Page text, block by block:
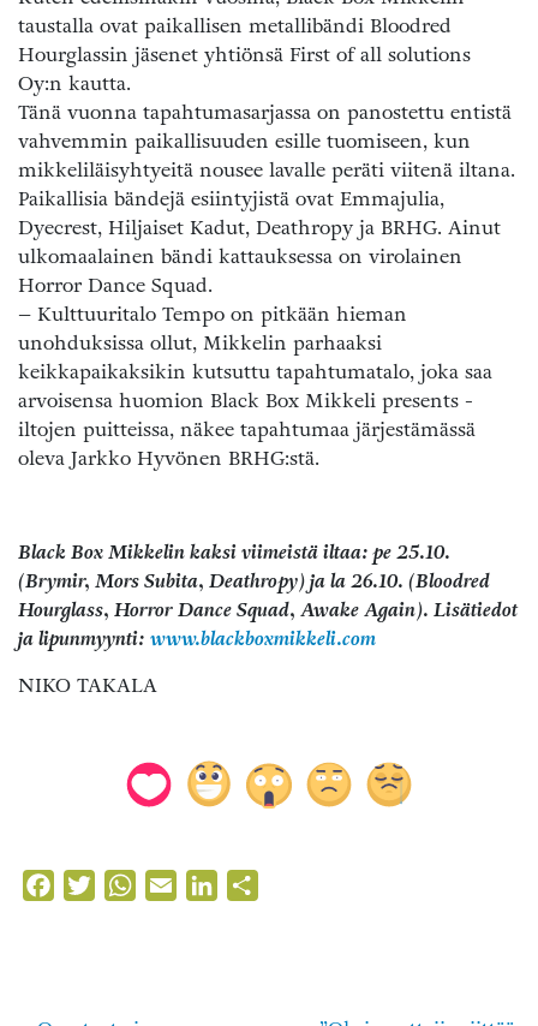
taustalla ovat paikallisen metallibändi Bloodred
Hourglassin jäsenet yhtiönsä First of all solutions
Oy:n kautta.
Tänä vuonna tapahtumasarjassa on panostettu entistä
vahvemmin paikallisuuden esille tuomiseen, kun
mikkeliläisyhtyeitä nousee lavalle peräti viitenä iltana.
Paikallisia bändejä esiintyjistä ovat Emmajulia,
Dyecrest, Hiljaiset Kadut, Deathropy ja BRHG. Ainut
ulkomaalainen bändi kattauksessa on virolainen
Horror Dance Squad.
– Kulttuuritalo Tempo on pitkään hieman
unohduksissa ollut, Mikkelin parhaaksi
keikkapaikaksikin kutsuttu tapahtumatalo, joka saa
arvoisensa huomion Black Box Mikkeli presents -
iltojen puitteissa, näkee tapahtumaa järjestämässä
oleva Jarkko Hyvönen BRHG:stä.
Black Box Mikkelin kaksi viimeistä iltaa: pe 25.10.
(Brymir, Mors Subita, Deathropy) ja la 26.10. (Bloodred
Hourglass, Horror Dance Squad, Awake Again). Lisätiedot
ja lipunmyynti: www.blackboxmikkeli.com
NIKO TAKALA
FacebookTwitterWhatsApp
Email LinkedIn